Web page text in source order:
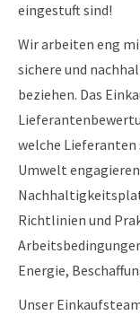
eingestuft sind!
Wir arbeiten eng
sichere und
beziehen. Das
welche Lieferanten
Umwelt
Richtlinien und
Energie,
Unser